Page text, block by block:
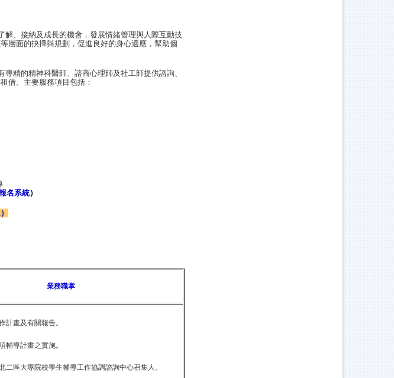
、接納及成長的機會，發展情緒管理與人際互動技
層面的抉擇與規劃，促進良好的身心適應，幫助個
精的精神科醫師、諮商心理師及社工師提供諮詢、
借。主要服務項目包括：
名系統）
業務職掌
計畫及有關報告。
輔導計畫之實施。
二區大專院校學生輔導工作協調諮詢中心召集人。